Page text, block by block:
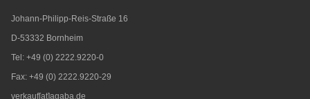
Johann-Philipp-Reis-Straße 16
D-53332 Bornheim
Tel: +49 (0) 2222.9220-0
Fax: +49 (0) 2222.9220-29
verkauf[at]agaba.de